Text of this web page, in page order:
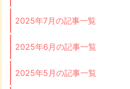
2025年7月の記事一覧
2025年6月の記事一覧
2025年5月の記事一覧